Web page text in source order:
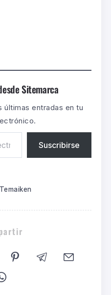
Sitemarca
entradas en tu
Suscribirse
Temaiken